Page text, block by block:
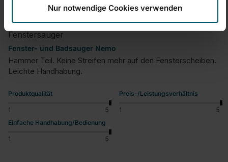
Nur notwendige Cookies verwenden
Fenstersauger
Fenster- und Badsauger Nemo
Hammer Teil. Keine Streifen mehr auf den Fensterscheiben.
Leichte Handhabung.
Produktqualität
1 5
Preis-/Leistungsverhältnis
1
5
Einfache Handhabung/Bedienung
1 5